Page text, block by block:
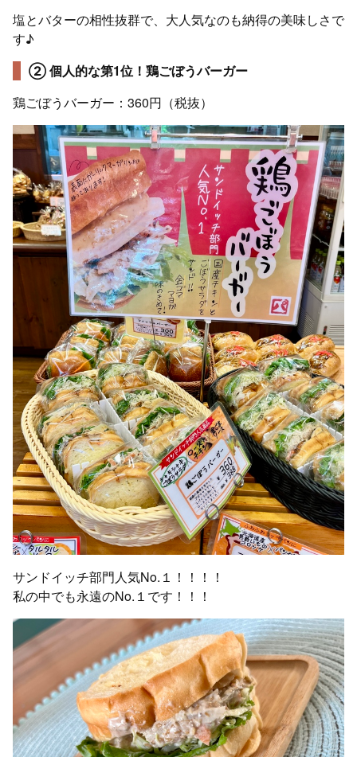
塩とバターの相性抜群で、大人気なのも納得の美味しさで
す♪
② 個人的な第1位！鶏ごぼうバーガー
鶏ごぼうバーガー：360円（税抜）
サンドイッチ部門人気No.１！！！！
私の中でも永遠のNo.１です！！！